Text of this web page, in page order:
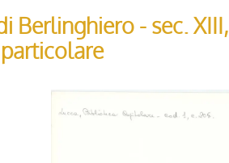
Berlinghiero - sec. XIII,